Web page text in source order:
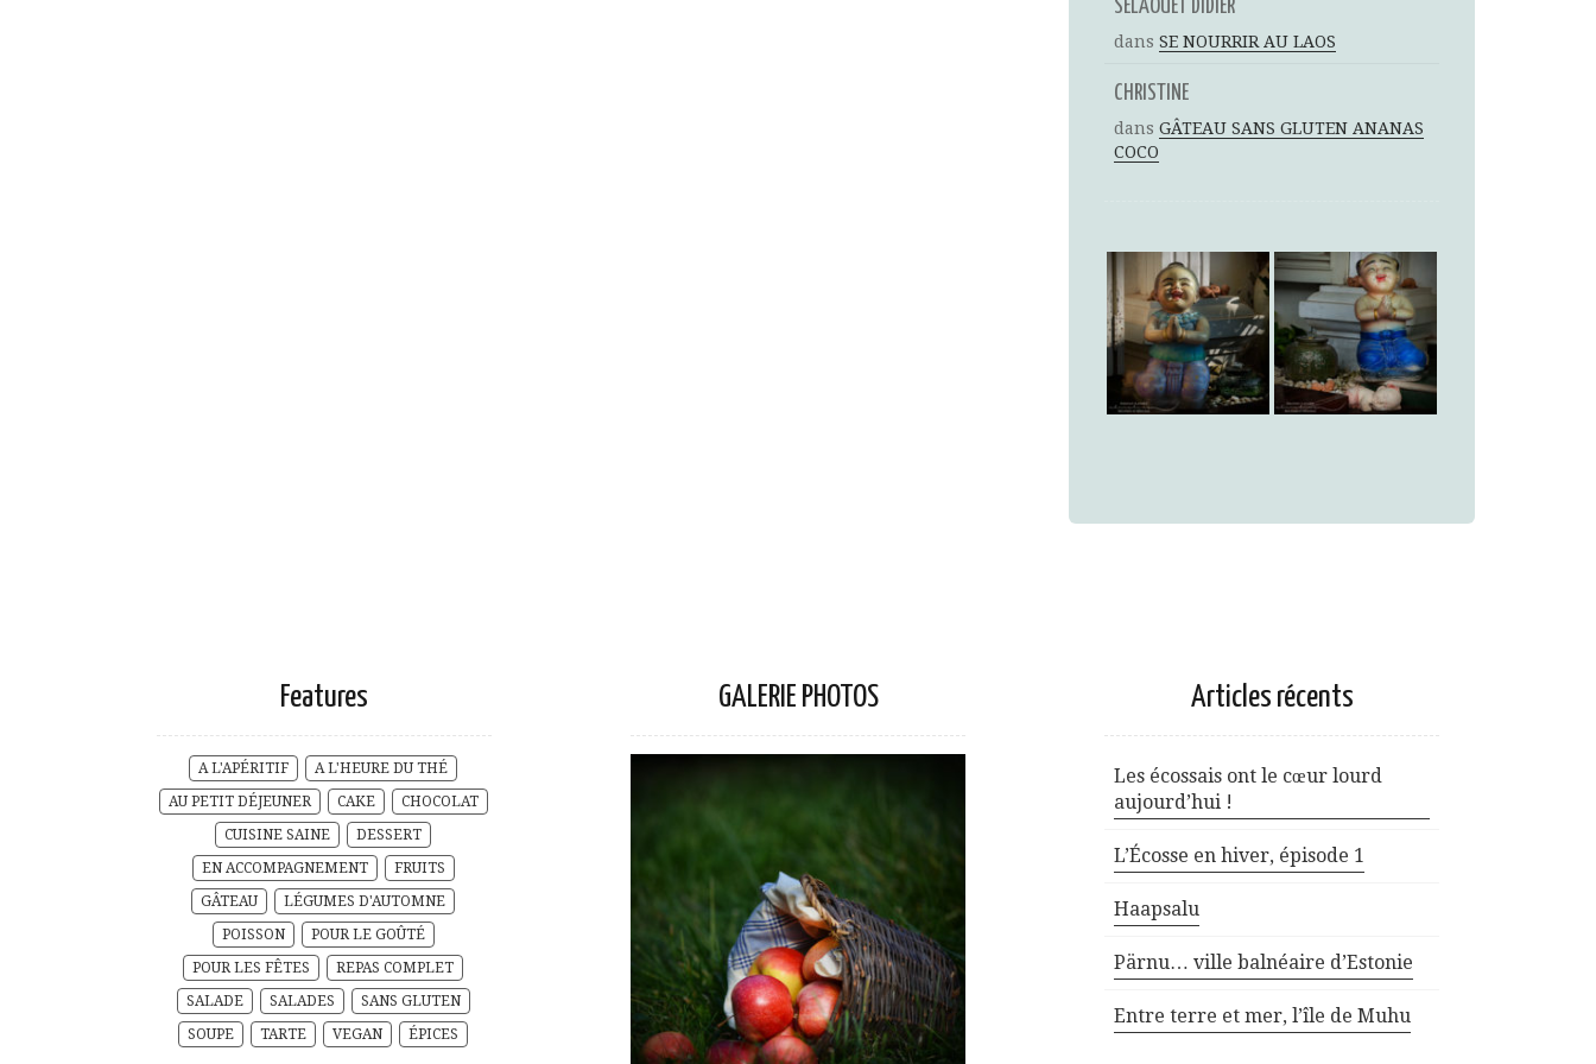
SELAOUET DIDIER
dans SE NOURRIR AU LAOS
CHRISTINE
dans GÂTEAU SANS GLUTEN ANANAS
COCO
Features
A L'APÉRITIF
A L'HEURE DU THÉ
AU PETIT DÉJEUNER
CAKE
CHOCOLAT
CUISINE SAINE
DESSERT
EN ACCOMPAGNEMENT
FRUITS
GÂTEAU
LÉGUMES D'AUTOMNE
POISSON
POUR LE GOÛTÉ
POUR LES FÊTES
REPAS COMPLET
SALADE
SALADES
SANS GLUTEN
SOUPE
TARTE VEGAN ÉPICES
GALERIE PHOTOS Articles récents
Les écossais ont le cœur lourd
aujourd’hui !
L’Écosse en hiver, épisode 1
Haapsalu
Pärnu… ville balnéaire d’Estonie
Entre terre et mer, l’île de Muhu